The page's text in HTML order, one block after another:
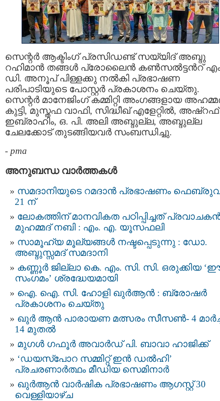
സെന്റർ ആക്ടിംഗ് പ്രസിഡണ്ട് സയ്യിദ് അബ്ദു
റഹിമാൻ തങ്ങൾ പ്രോലൈൻ കൺസൽട്ടൻറ്
ഡി. അനൂപ് പിള്ളക്കു നൽകി പ്രഭാഷണ
പരിപാടിയുടെ പോസ്റ്റർ പ്രകാശനം ചെയ്തു.
സെന്റർ മാനേജിംഗ് കമ്മിറ്റി അംഗങ്ങളായ
കുട്ടി, മുസ്തഫ വാഫി, സിദ്ധീഖ് എളേറ്റിൽ, അഷ്‌റഫ്
ഇബ്രാഹിം, ഒ. പി. അലി അബ്ദുല്ല, അബ്ദുല്ല
ചേലക്കോട് തുടങ്ങിയവർ സംബന്ധിച്ചു.
- pma
അനുബന്ധ വാര്‍ത്തകള്‍
സമദാനിയുടെ റമദാൻ പ്രഭാഷണം
21 ന്
ലോകത്തിന് മാനവികത പഠിപ്പിച്ചത്
മുഹമ്മദ് നബി : എം. എ. യൂസഫലി
സാമൂഹ്യ മൂല്യങ്ങള്‍ നഷ്ടപ്പെടുന്നു : ഡോ.
അബ്ദുസ്സമദ് സമദാനി
കണ്ണൂർ ജില്ലാ കെ. എം. സി. സി. ഒരുക്കിയ
സംഗമം’ ശ്രദ്ധേയമായി
ഐ. ഐ. സി. ഹോളി ഖുര്‍ആന്‍ : ബ്രോഷർ
പ്രകാശനം ചെയ്തു
ഖുർ ആൻ പാരായണ മത്സരം സീസൺ- 4
14 മുതൽ
മുഗള്‍ ഗഫൂര്‍ അവാര്‍ഡ് പി. ബാവാ ഹാജിക്ക്
‘ഡയസ്പോറ സമ്മിറ്റ് ഇൻ ഡൽഹി’
പ്രചരണാർത്ഥം മീഡിയ സെമിനാർ
ഖുർആൻ വാർഷിക പ്രഭാഷണം ആഗസ്റ്റ് 30
വെള്ളിയാഴ്ച